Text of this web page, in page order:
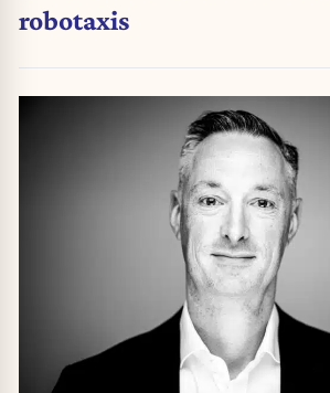
robotaxis